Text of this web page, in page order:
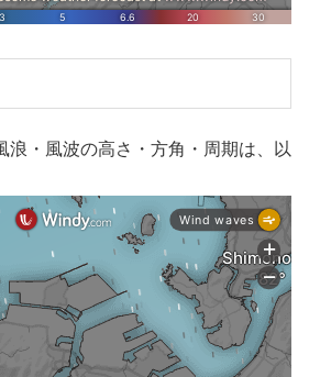
浪・風波の高さ・方角・周期は、以